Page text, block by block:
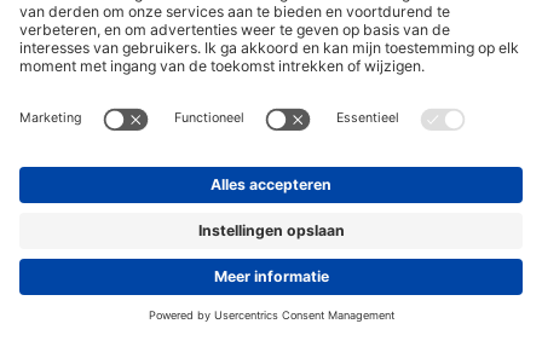
badkamer door een professional gedetailleerd en op schaal
laat uittekenen. Dit om onaangename verrassingen te
voorkomen én zodat […]